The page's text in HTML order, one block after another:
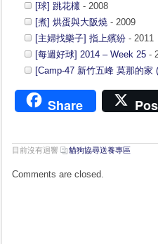
[球] 跳花欉 - 2008
[煮] 烘蛋與大阪燒 - 2009
[主婦找樂子] 指上繽紛 - 2011
[每週好球] 2014 – Week 25 -
[Camp-47 新竹五峰 莫那的
Share
目前沒有迴響 貓狗協尋送養專區
Comments are closed.